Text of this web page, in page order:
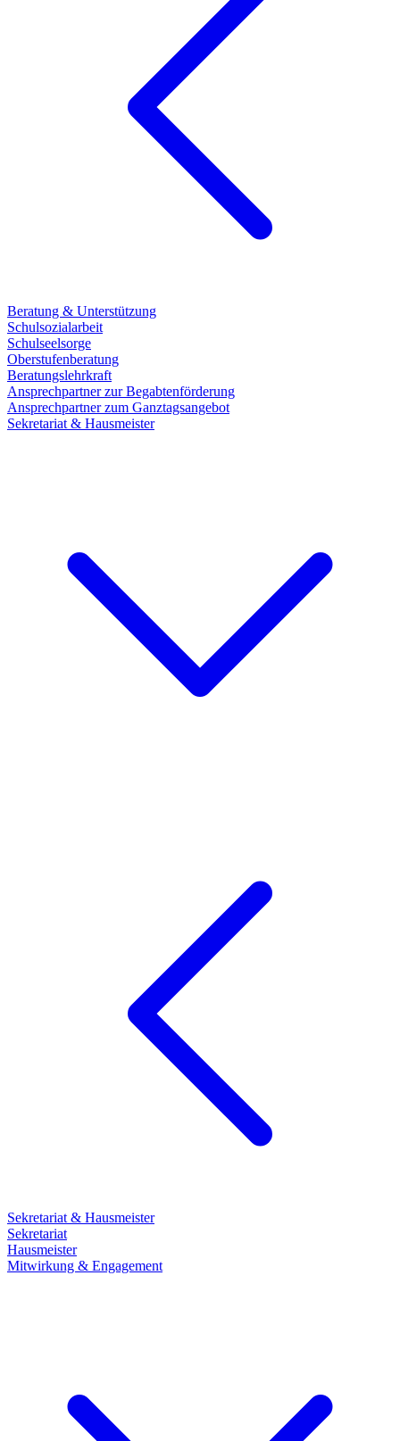
Beratung & Unterstützung
Schulsozialarbeit
Schulseelsorge
Oberstufenberatung
Beratungslehrkraft
Ansprechpartner zur Begabtenförderung
Ansprechpartner zum Ganztagsangebot
Sekretariat & Hausmeister
Sekretariat & Hausmeister
Sekretariat
Hausmeister
Mitwirkung & Engagement